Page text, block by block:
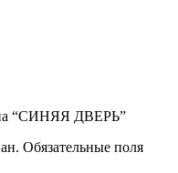
на “СИНЯЯ ДВЕРЬ”
Обязательные поля